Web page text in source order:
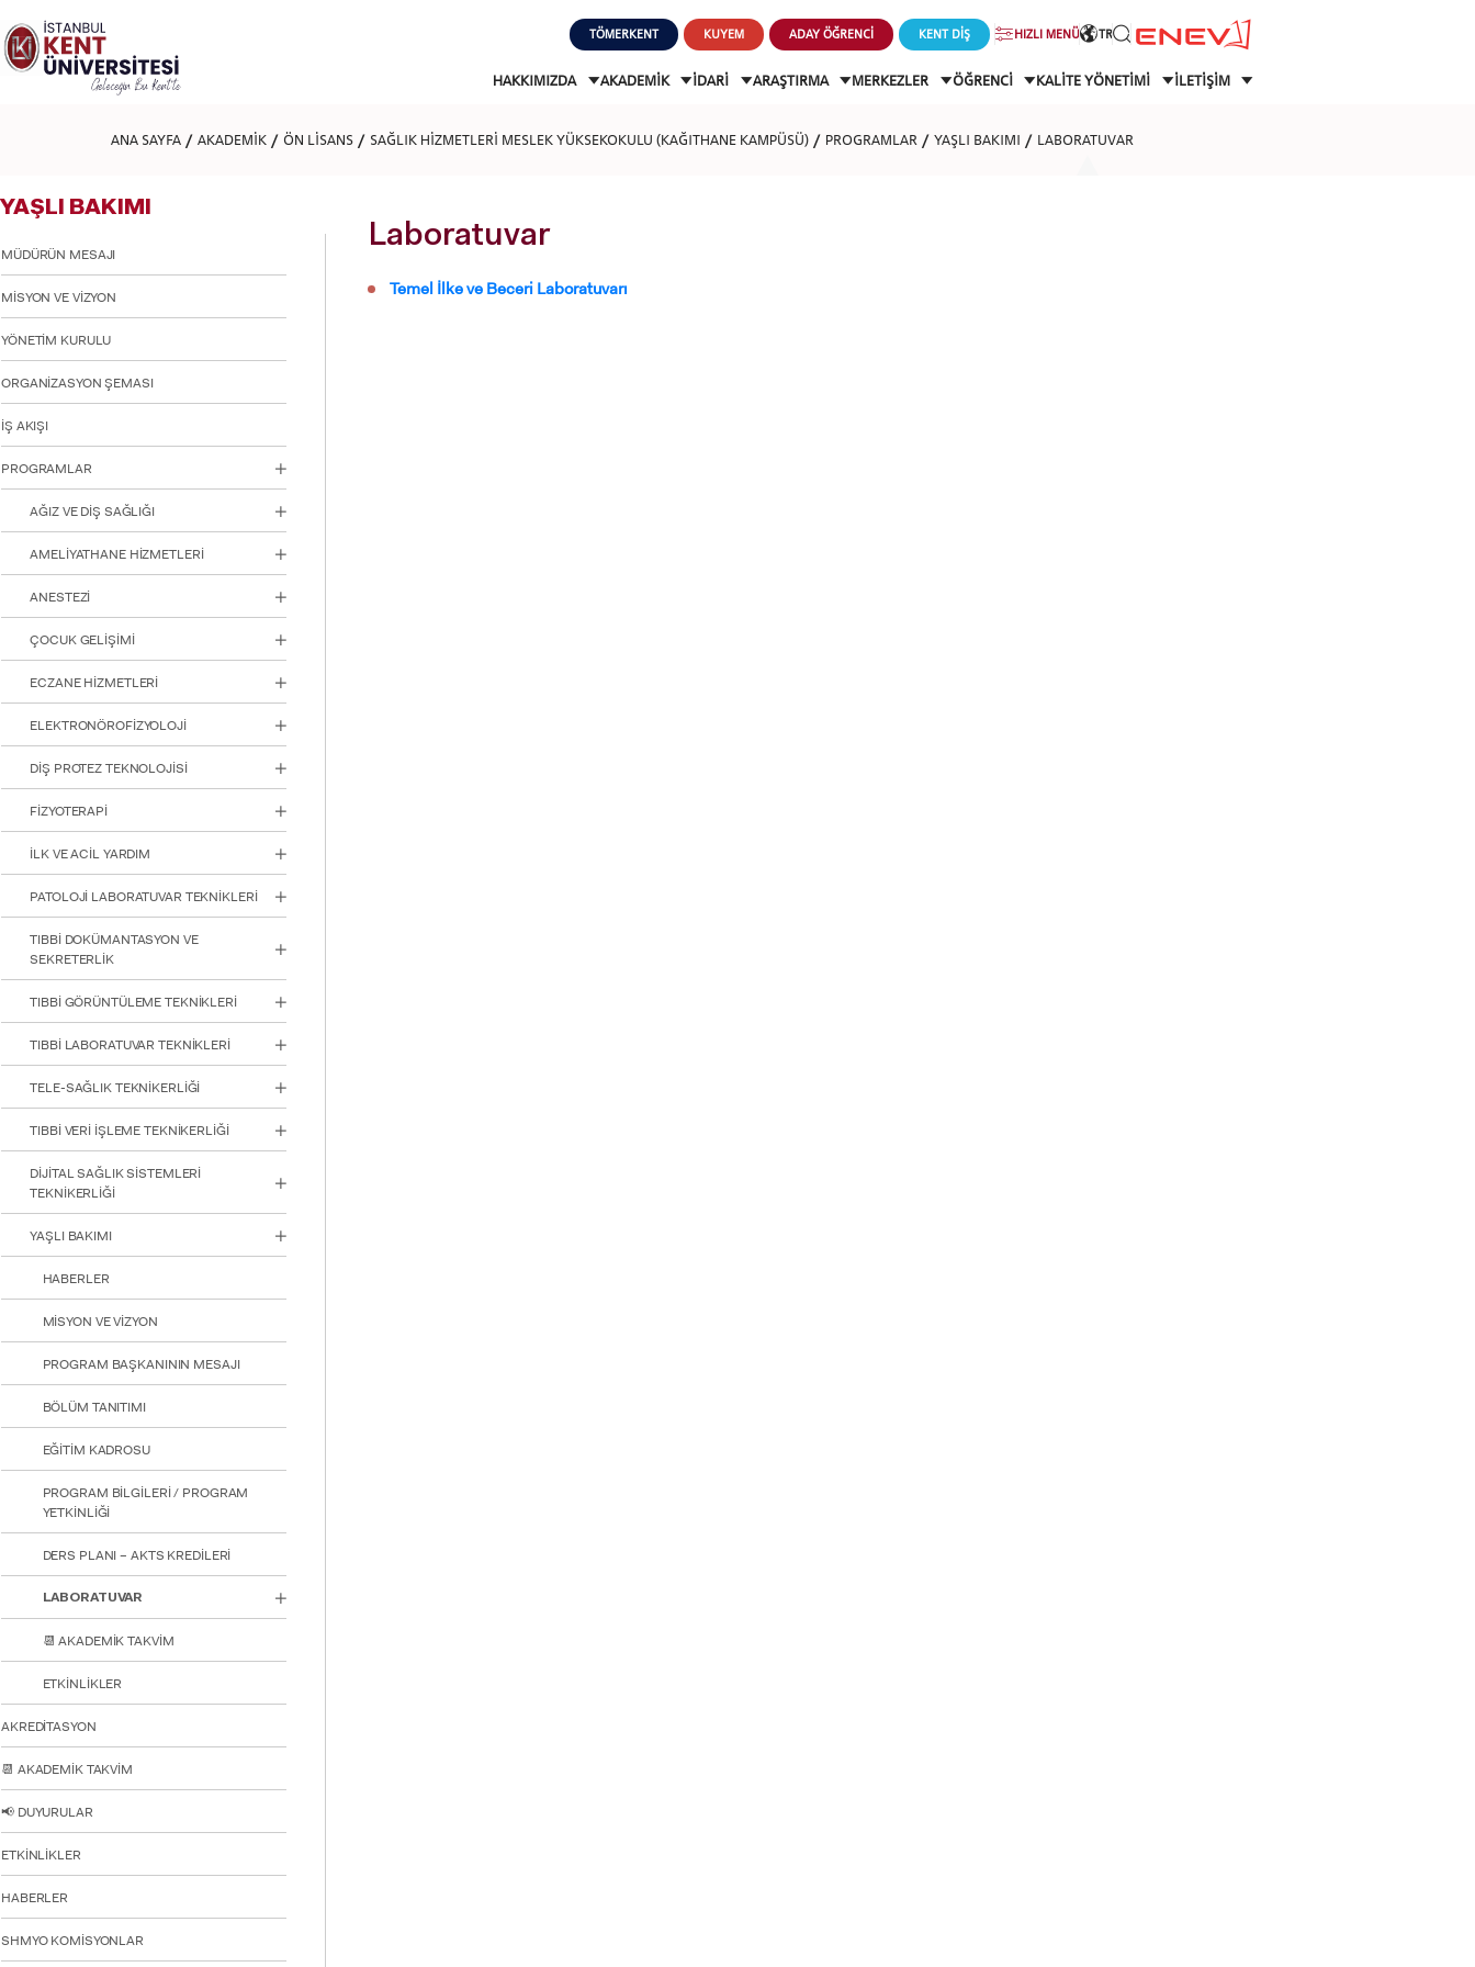
dikkat:
Bu
web
sitesini,
okuyucu
engellilere
ayarlamak
için
Control-
F11'e
basın;
Erişilebilirlik
menüsünü
basın.
TÖMERKENT KUYEM ADAY ÖĞRENCİ KENT DİŞ HIZLI MENÜ TR
HAKKIMIZDA AKADEMİK İDARİ ARAŞTIRMA MERKEZLER ÖĞRENCİ KALİTE YÖNETİMİ İLETİŞİM
ANA SAYFA AKADEMİK ÖN LİSANS SAĞLIK HİZMETLERİ MESLEK YÜKSEKOKULU (KAĞITHANE KAMPÜSÜ) PROGRAMLAR YAŞLI BAKIMI LABORATUVAR
YAŞLI BAKIMI
MÜDÜRÜN MESAJI
MİSYON VE VİZYON
YÖNETİM KURULU
ORGANİZASYON ŞEMASI
İŞ AKIŞI
PROGRAMLAR
AĞIZ VE DİŞ SAĞLIĞI
AMELİYATHANE HİZMETLERİ
ANESTEZİ
ÇOCUK GELİŞİMİ
ECZANE HİZMETLERİ
ELEKTRONÖROFİZYOLOJİ
DİŞ PROTEZ TEKNOLOJİSİ
FİZYOTERAPİ
İLK VE ACİL YARDIM
PATOLOJİ LABORATUVAR TEKNİKLERİ
TIBBİ DOKÜMANTASYON VE
SEKRETERLİK
TIBBİ GÖRÜNTÜLEME TEKNİKLERİ
TIBBİ LABORATUVAR TEKNİKLERİ
TELE-SAĞLIK TEKNİKERLİĞİ
TIBBİ VERİ İŞLEME TEKNİKERLİĞİ
DİJİTAL SAĞLIK SİSTEMLERİ
TEKNİKERLİĞİ
YAŞLI BAKIMI
HABERLER
MİSYON VE VİZYON
PROGRAM BAŞKANININ MESAJI
BÖLÜM TANITIMI
EĞİTİM KADROSU
PROGRAM BİLGİLERİ / PROGRAM
YETKİNLİĞİ
DERS PLANI – AKTS KREDİLERİ
LABORATUVAR
📆 AKADEMİK TAKVİM
ETKİNLİKLER
AKREDİTASYON
📆 AKADEMİK TAKVİM
📢 DUYURULAR
ETKİNLİKLER
HABERLER
SHMYO KOMİSYONLAR
Laboratuvar
Temel İlke ve Beceri Laboratuvarı